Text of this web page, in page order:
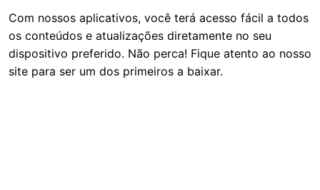
Com nossos aplicativos, você terá acesso fácil a todos
os conteúdos e atualizações diretamente no seu
dispositivo preferido. Não perca! Fique atento ao nosso
site para ser um dos primeiros a baixar.